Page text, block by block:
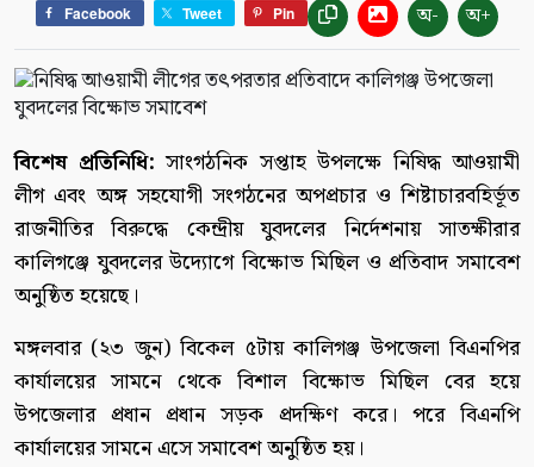
Facebook Tweet Pin অ- অ+
বিশেষ প্রতিনিধি: সাংগঠনিক সপ্তাহ উপলক্ষে নিষিদ্ধ আওয়ামী
লীগ এবং অঙ্গ সহযোগী সংগঠনের অপপ্রচার ও শিষ্টাচারবহির্ভূত
রাজনীতির বিরুদ্ধে কেন্দ্রীয় যুবদলের নির্দেশনায় সাতক্ষীরার
কালিগঞ্জে যুবদলের উদ্যোগে বিক্ষোভ মিছিল ও প্রতিবাদ সমাবেশ
অনুষ্ঠিত হয়েছে।
মঙ্গলবার (২৩ জুন) বিকেল ৫টায় কালিগঞ্জ উপজেলা বিএনপির
কার্যালয়ের সামনে থেকে বিশাল বিক্ষোভ মিছিল বের হয়ে
উপজেলার প্রধান প্রধান সড়ক প্রদক্ষিণ করে। পরে বিএনপি
কার্যালয়ের সামনে এসে সমাবেশ অনুষ্ঠিত হয়।